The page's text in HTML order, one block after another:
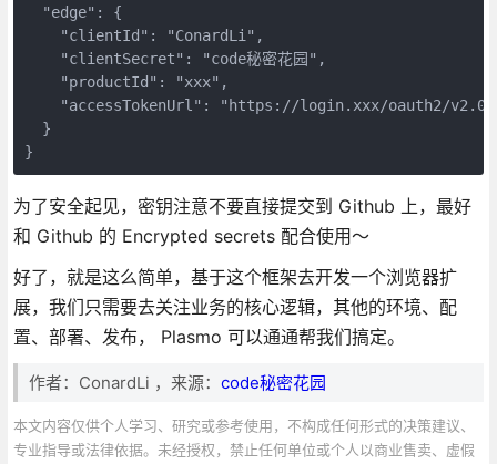
  "edge": {
    "clientId": "ConardLi",
    "clientSecret": "code秘密花园",
    "productId": "xxx",
"accessTokenUrl": "https://login.xxx/oauth2/
  }
}
为了安全起见，密钥注意不要直接提交到 Github 上，最好
和 Github 的 Encrypted secrets 配合使用～
好了，就是这么简单，基于这个框架去开发一个浏览器扩
展，我们只需要去关注业务的核心逻辑，其他的环境、配
置、部署、发布， Plasmo 可以通通帮我们搞定。
作者：ConardLi ，来源： code秘密花园
本文内容仅供个人学习、研究或参考使用，不构成任何形式的决策建议、
专业指导或法律依据。未经授权，禁止任何单位或个人以商业售卖、虚假